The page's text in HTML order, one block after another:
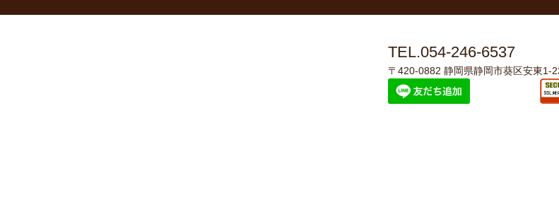
TEL.054-246-6537
〒420-0882 静岡県静岡市葵区安東1-